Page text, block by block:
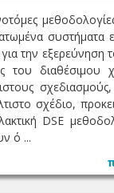
συστήματα
για την
του
σχέδιο,
DSE
ό ...